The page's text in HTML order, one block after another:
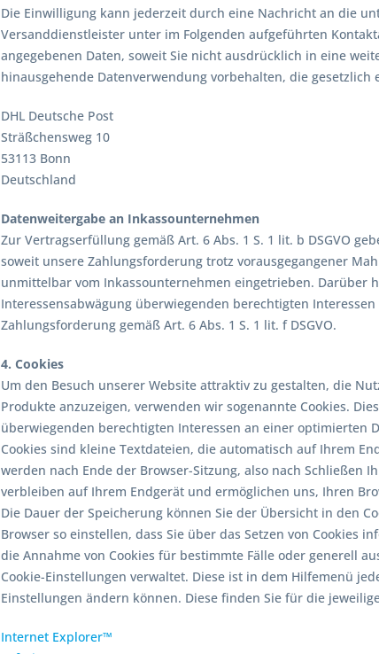
Die Einwilligung kann jederzeit durch eine Nachricht an die
Versanddienstleister unter im Folgenden aufgeführten
angegebenen Daten, soweit Sie nicht ausdrücklich in eine
hinausgehende Datenverwendung vorbehalten, die
DHL Deutsche Post
Sträßchensweg 10
53113 Bonn
Deutschland
Datenweitergabe an Inkassounternehmen
Zur Vertragserfüllung gemäß Art. 6 Abs. 1 S. 1 lit. b DSGVO
soweit unsere Zahlungsforderung trotz vorausgegangener
unmittelbar vom Inkassounternehmen eingetrieben. Darüber
Interessensabwägung überwiegenden berechtigten
Zahlungsforderung gemäß Art. 6 Abs. 1 S. 1 lit. f DSGVO.
4. Cookies
Um den Besuch unserer Website attraktiv zu gestalten, die
Produkte anzuzeigen, verwenden wir sogenannte Cookies.
überwiegenden berechtigten Interessen an einer optimierten
Cookies sind kleine Textdateien, die automatisch auf Ihrem
werden nach Ende der Browser-Sitzung, also nach Schließen
verbleiben auf Ihrem Endgerät und ermöglichen uns, Ihren
Die Dauer der Speicherung können Sie der Übersicht in den
Browser so einstellen, dass Sie über das Setzen von
die Annahme von Cookies für bestimmte Fälle oder generell
Cookie-Einstellungen verwaltet. Diese ist in dem Hilfemenü
Einstellungen ändern können. Diese finden Sie für die
Internet Explorer™